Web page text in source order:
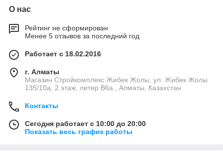
О нас
Рейтинг не сформирован
Менее 5 отзывов за последний год
Работает с 18.02.2016
г. Алматы
Магазин Стройкомплекс Жибек Жолы, ул. Жибек Жолы
135/10а, 2 этаж, литер В6а., Алматы, Казахстан
Контакты
Сегодня работает с 10:00 до 20:00
Показать весь график работы